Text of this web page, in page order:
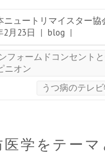
ニュートリマイスター協
2月23日 | blog |
フォームドコンセント
ニオン
うつ病のテレ
医学をテーマ